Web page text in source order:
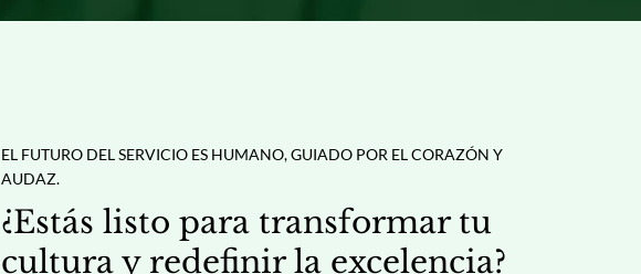
EL FUTURO DEL SERVICIO ES HUMANO, GUIADO POR EL CORAZÓN Y
AUDAZ.
¿Estás listo para transformar tu
cultura y redefinir la excelencia?